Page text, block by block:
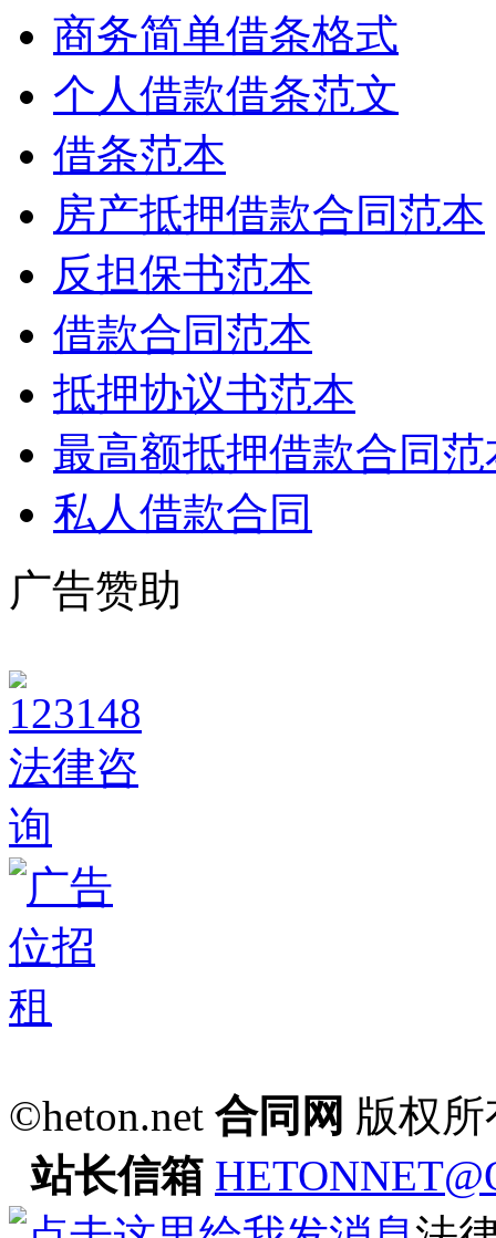
商务简单借条格式
个人借款借条范文
借条范本
房产抵押借款合同范本
反担保书范本
借款合同范本
抵押协议书范本
最高额抵押借款合同范
私人借款合同
广告赞助
©heton.net 合同网 版权所
站长信箱